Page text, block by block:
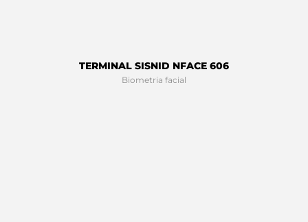
TERMINAL SISNID NFACE 606
Biometria facial